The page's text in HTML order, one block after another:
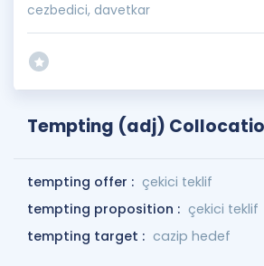
cezbedici, davetkar
Tempting (adj)
tempting offer : çekici teklif
tempting proposition : çekici teklif
tempting target : cazip hedef